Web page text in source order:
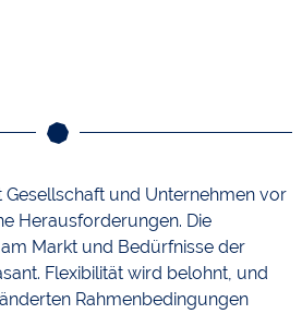
Gesellschaft und Unternehmen vor
Herausforderungen. Die
Markt und Bedürfnisse der
Flexibilität wird belohnt, und
Rahmenbedingungen